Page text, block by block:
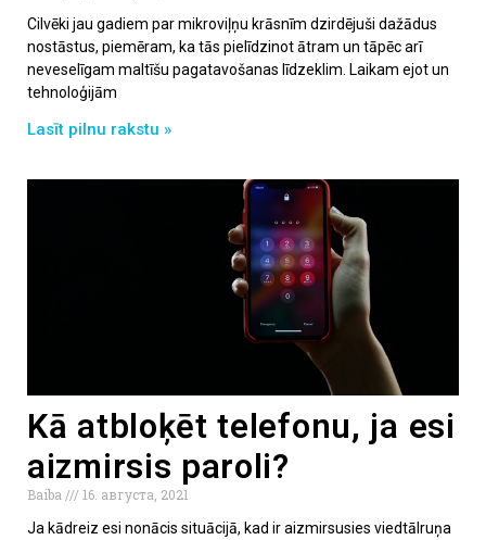
Cilvēki jau gadiem par mikroviļņu krāsnīm dzirdējuši dažādus
nostāstus, piemēram, ka tās pielīdzinot ātram un tāpēc arī
neveselīgam maltīšu pagatavošanas līdzeklim. Laikam ejot un
tehnoloģijām
Lasīt pilnu rakstu »
Kā atbloķēt telefonu, ja esi
aizmirsis paroli?
Baiba
16. августа, 2021
Ja kādreiz esi nonācis situācijā, kad ir aizmirsusies viedtālruņa